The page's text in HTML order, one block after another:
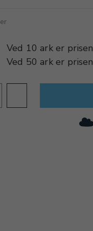
Ved 10 arker prisen
Ved 50 arker prisen